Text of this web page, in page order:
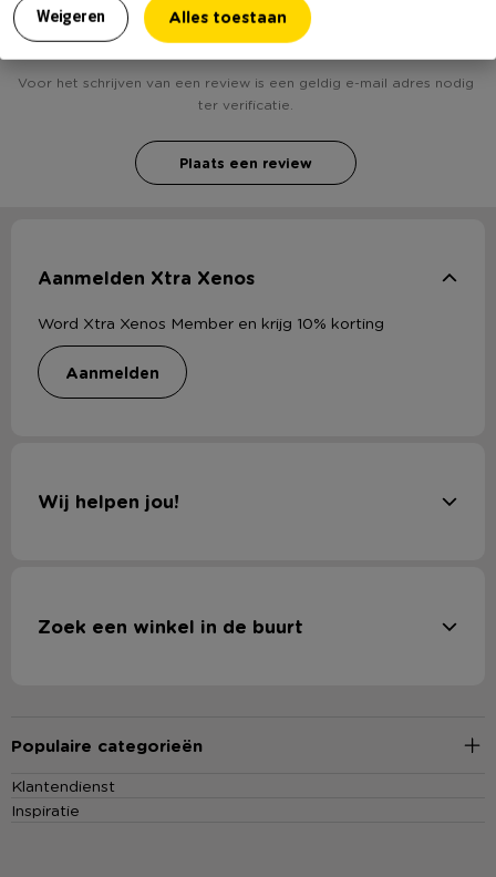
Weigeren Alles toestaan
Heb jij Vogel op clip - cognac? Schrijf een review!
Voor het schrijven van een review is een geldig e-mail adres nodig
ter verificatie.
Plaats een review
Aanmelden Xtra Xenos
Word Xtra Xenos Member en krijg 10% korting
aanmelden
Wij helpen jou!
Zoek een winkel in de buurt
Populaire categorieën
Klantendienst
Inspiratie